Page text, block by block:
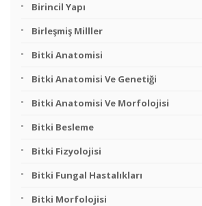
Birincil Yapı
Birleşmiş Milller
Bitki Anatomisi
Bitki Anatomisi Ve Genetiği
Bitki Anatomisi Ve Morfolojisi
Bitki Besleme
Bitki Fizyolojisi
Bitki Fungal Hastalıkları
Bitki Morfolojisi